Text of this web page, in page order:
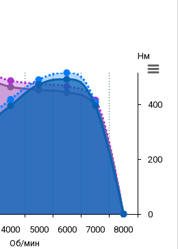
Об/мин
Нм
4000 5000 6000 7000 8000
0
200
400